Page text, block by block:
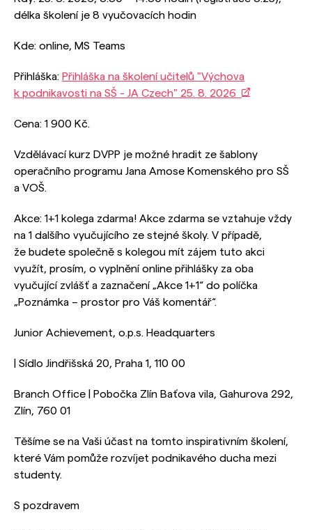
délka školení je 8 vyučovacích hodin
Kde: online, MS Teams
Přihláška: Přihláška na školení učitelů "Výchova
k podnikavosti na SŠ - JA Czech" 25. 8. 2026
Cena: 1 900 Kč.
Vzdělávací kurz DVPP je možné hradit ze šablony
operačního programu Jana Amose Komenského pro SŠ
a VOŠ.
Akce: 1+1 kolega zdarma! Akce zdarma se vztahuje vždy
na 1 dalšího vyučujícího ze stejné školy. V případě,
že budete společně s kolegou mít zájem tuto akci
využít, prosím, o vyplnění online přihlášky za oba
vyučující zvlášť a zaznačení „Akce 1+1“ do políčka
„Poznámka – prostor pro Váš komentář“.
Junior Achievement, o.p.s. Headquarters
| Sídlo Jindřišská 20, Praha 1, 110 00
Branch Office | Pobočka Zlín Baťova vila, Gahurova 292,
Zlín, 760 01
Těšíme se na Vaši účast na tomto inspirativním školení,
které Vám pomůže rozvíjet podnikavého ducha mezi
studenty.
S pozdravem